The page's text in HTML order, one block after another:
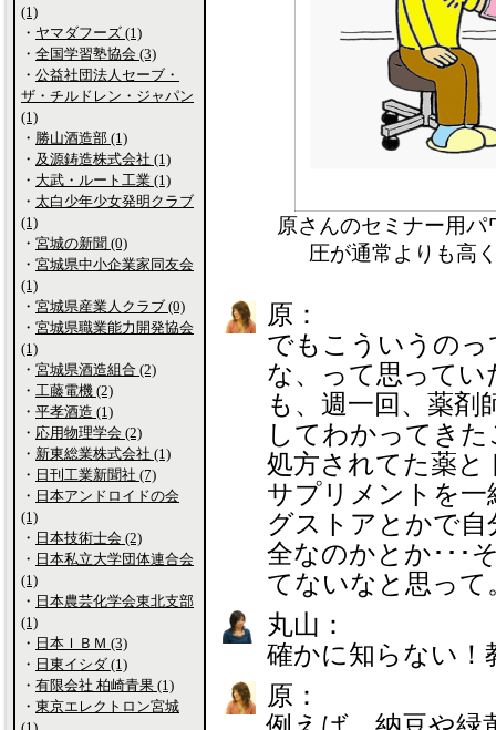
原さんのセミナー用
圧が通常よりも高
原：
でもこういうの
な、って思ってい
も、週一回、薬
してわかってき
処方されてた薬
サプリメントを
グストアとかで
全なのかとか･･･
てないなと思って
丸山：
確かに知らない！
原：
(1)
・ ヤマダフーズ (1)
・ 全国学習塾協会 (3)
・ 公益社団法人セーブ・
ザ・チルドレン・ジャパン
(1)
・ 勝山酒造部 (1)
・ 及源鋳造株式会社 (1)
・ 大武・ルート工業 (1)
・ 太白少年少女発明クラブ
(1)
・ 宮城の新聞 (0)
・ 宮城県中小企業家同友会
(1)
・ 宮城県産業人クラブ (0)
・ 宮城県職業能力開発協会
(1)
・ 宮城県酒造組合 (2)
・ 工藤電機 (2)
・ 平孝酒造 (1)
・ 応用物理学会 (2)
・ 新東総業株式会社 (1)
・ 日刊工業新聞社 (7)
・ 日本アンドロイドの会
(1)
・ 日本技術士会 (2)
・ 日本私立大学団体連合会
(1)
・ 日本農芸化学会東北支部
(1)
・ 日本ＩＢＭ (3)
・ 日東イシダ (1)
・ 有限会社 柏崎青果 (1)
・ 東京エレクトロン宮城